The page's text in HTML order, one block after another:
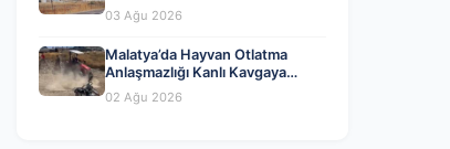
03 Ağu 2026
Malatya’da Hayvan Otlatma
Anlaşmazlığı Kanlı Kavgaya
Dönüştü
02 Ağu 2026